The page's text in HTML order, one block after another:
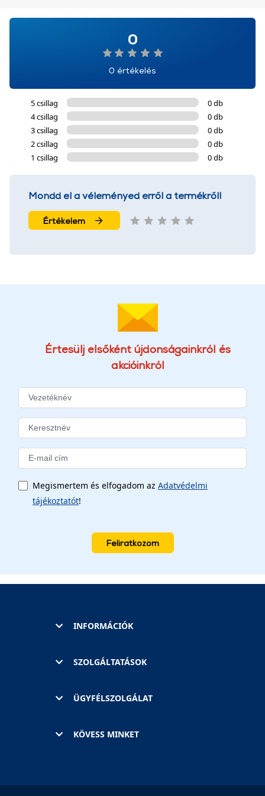
0
0 értékelés
5 csillag
0 db
4 csillag
0 db
3 csillag
0 db
2 csillag
0 db
1 csillag
0 db
Mondd el a véleményed erről a termékről!
Értékelem
Értesülj elsőként újdonságainkról és
akcióinkról
Megismertem és elfogadom az Adatvédelmi
tájékoztatót!
Feliratkozom
INFORMÁCIÓK
SZOLGÁLTATÁSOK
ÜGYFÉLSZOLGÁLAT
KÖVESS MINKET